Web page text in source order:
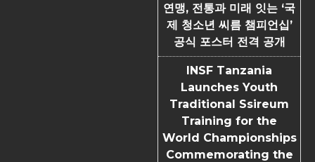
연맹, 전통과 미래 잇는 ‘국
제 청소년 씨름 챔피언십’
공식 포스터 전격 공개
INSF Tanzania
Launches Youth
Traditional Ssireum
Training for the
World Championships
Commemorating the